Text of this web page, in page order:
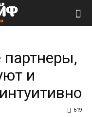
и
619